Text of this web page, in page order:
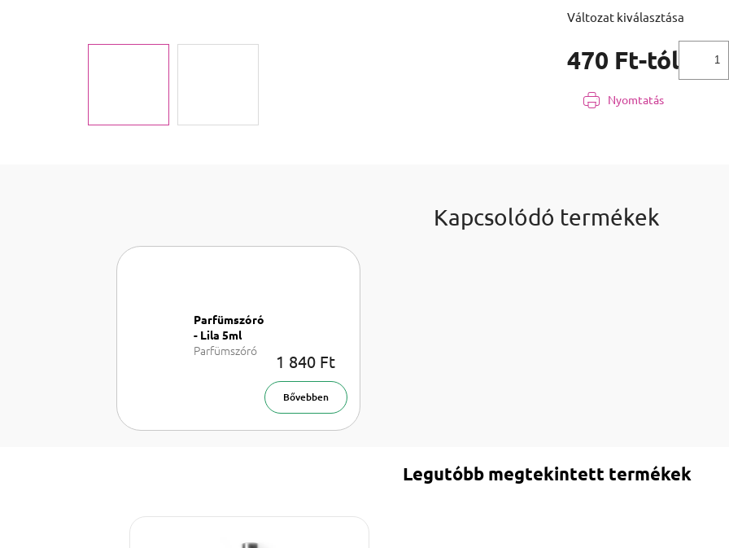
470 Ft-tól
Változat kiválasztása
Nyomtatás
Kapcsolódó termékek
Parfümszóró
- Lila 5ml
Parfümszóró
1 840 Ft
Bővebben
Legutóbb megtekintett termékek